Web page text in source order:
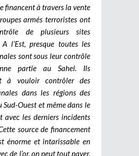
financent à travers la vente
armés terroristes ont
de plusieurs sites
A l’Est, presque toutes les
sont sous leur contrôle
partie au Sahel. Ils
à vouloir contrôler des
dans les régions des
Sud-Ouest et même dans le
avec les derniers incidents
source de financement
énorme et intarissable en
de l’or, on peut tout payer.